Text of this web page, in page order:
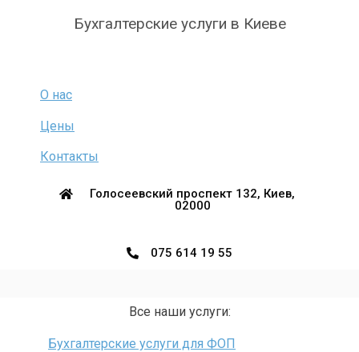
Бухгалтерские услуги в Киеве
О нас
Цены
Контакты
Голосеевский проспект 132, Киев,
02000
075 614 19 55
Все наши услуги:
Бухгалтерские услуги для ФОП